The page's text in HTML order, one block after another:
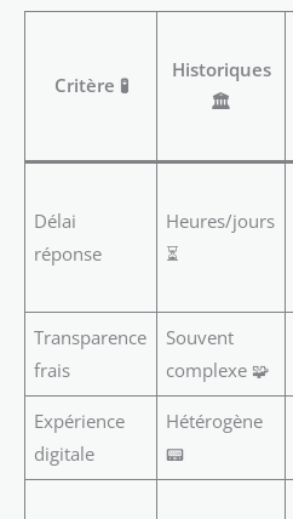
Critère 🧪
Historiques
🏛️
Délai
réponse
Heures/jours
⏳
Transparence
frais
Souvent
complexe 🧩
Expérience
digitale
Hétérogène
📟